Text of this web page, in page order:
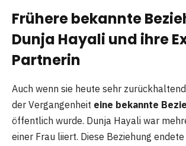
Frühere bekannte
Dunja Hayali und ihre
Partnerin
Auch wenn sie heute sehr
der Vergangenheit eine bekannte
öffentlich wurde. Dunja Hayali war
einer Frau liiert. Diese Beziehung